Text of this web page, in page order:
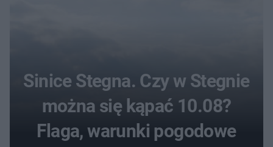
Sinice Stegna. Czy w Stegnie
można się kąpać 10.08?
Flaga, warunki pogodowe